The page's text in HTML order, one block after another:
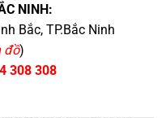
NINH:
Bắc, TP.Bắc Ninh
đồ)
308 308